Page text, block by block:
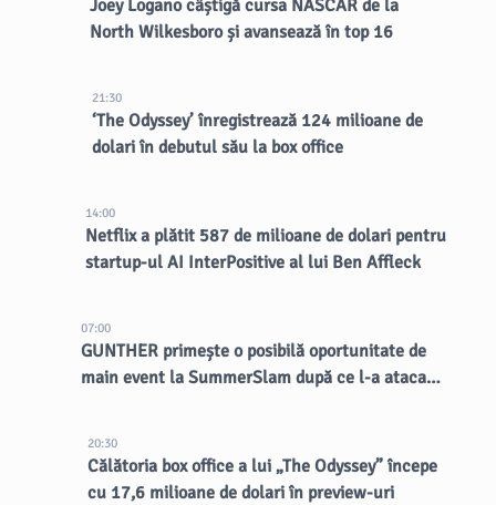
Joey Logano câștigă cursa NASCAR de la
North Wilkesboro și avansează în top 16
21:30
‘The Odyssey’ înregistrează 124 milioane de
dolari în debutul său la box office
14:00
Netflix a plătit 587 de milioane de dolari pentru
startup-ul AI InterPositive al lui Ben Affleck
07:00
GUNTHER primește o posibilă oportunitate de
main event la SummerSlam după ce l-a atacat
20:30
Călătoria box office a lui „The Odyssey” începe
cu 17,6 milioane de dolari în preview-uri